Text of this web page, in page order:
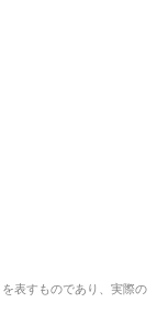
表すものであり、実際の